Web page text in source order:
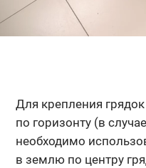
Для крепления
по горизонту (в
необходимо
в землю по центру